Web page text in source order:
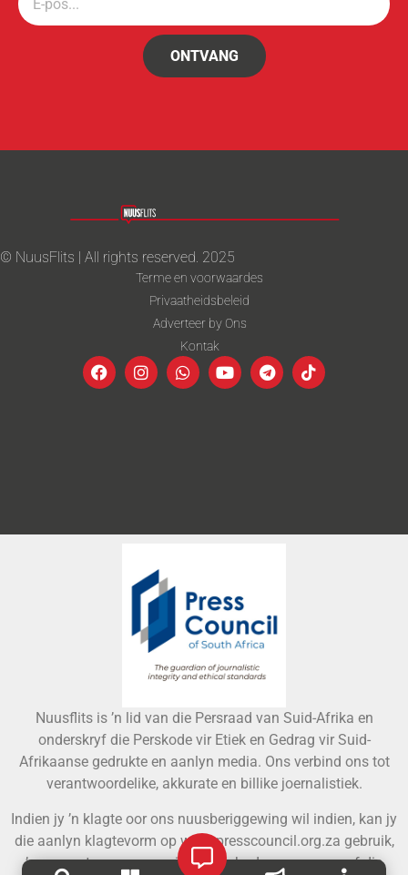
ONTVANG
© NuusFlits | All rights reserved. 2025
Terme en voorwaardes
Privaatheidsbeleid
Adverteer by Ons
Kontak
Nuusflits is ’n lid van die Persraad van Suid-Afrika en
onderskryf die Perskode vir Etiek en Gedrag vir Suid-
Afrikaanse gedrukte en aanlyn media. Ons verbind ons tot
verantwoordelike, akkurate en billike joernalistiek.
Indien jy ’n klagte oor ons nuusberiggewing wil indien, kan jy
die aanlyn klagtevorm op www.presscouncil.org.za gebruik,
’n e-pos stuur aanenquiries@ombudsman.org.za, of die